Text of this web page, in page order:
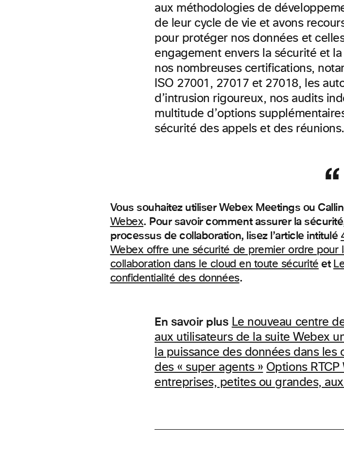
aux méthodologies de
de leur cycle de vie et avons
pour protéger nos données et
engagement envers la sécurité et
nos nombreuses certifications,
ISO 27001, 27017 et 27018, les
d’intrusion rigoureux, nos audits
multitude d’options
sécurité des appels et des réunions.
Vous souhaitez utiliser Webex Meetings ou
Webex. Pour savoir comment assurer la
processus de collaboration, lisez l’article intitulé
Webex offre une sécurité de premier ordre pour
collaboration dans le cloud en toute sécurité et
confidentialité des données.
En savoir plus Le nouveau centre
aux utilisateurs de la suite Webex
la puissance des données dans
des « super agents » Options
entreprises, petites ou grandes,